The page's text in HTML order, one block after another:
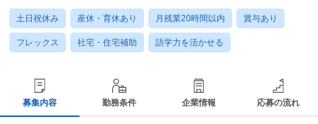
土日祝休み 産休・育休あり 月残業20時間以内 賞与あり
フレックス 社宅・住宅補助 語学力を活かせる
募集内容 勤務条件 企業情報 応募の流れ